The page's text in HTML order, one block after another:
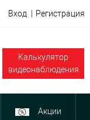
Вход Регистрация
Калькулятор
видеонаблюдения
Акции